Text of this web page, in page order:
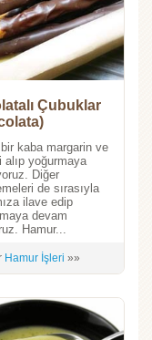
Çubuklar
kaba margarin ve
alıp yoğurmaya
Diğer
de sırasıyla
ilave edip
devam
Hamur...
Hamur İşleri »»